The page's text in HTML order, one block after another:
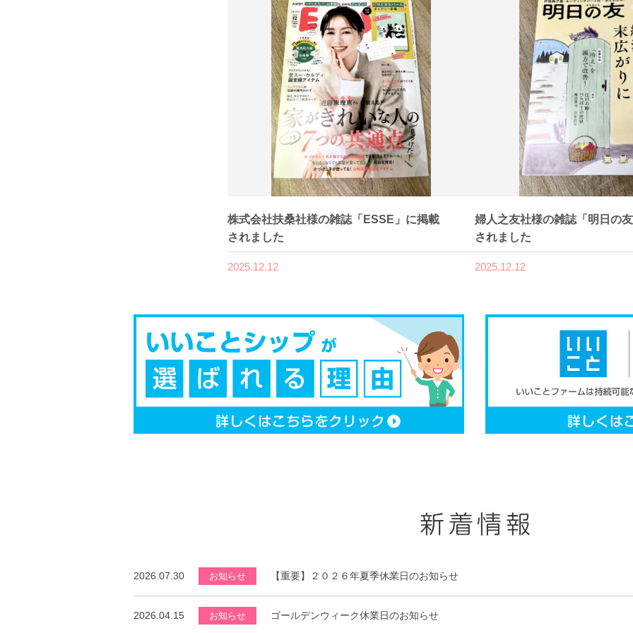
株式会社扶桑社様の雑誌「ESSE」に掲載
されました
2025.12.12
婦人之友社様の雑誌「明日の
されました
2025.12.12
2026.07.30 お知らせ 【重要】２０２６年夏季休業日のお知らせ
2026.04.15 お知らせ ゴールデンウィーク休業日のお知らせ